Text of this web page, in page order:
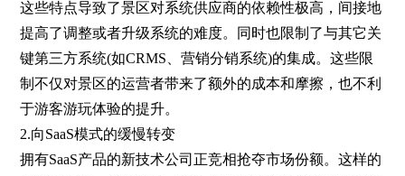
这些特点导致了景区对系统供应商的依赖性极高，间接地
提高了调整或者升级系统的难度。同时也限制了与其它关
键第三方系统(如CRMS、营销分销系统)的集成。这些限
制不仅对景区的运营者带来了额外的成本和摩擦，也不利
于游客游玩体验的提升。
2.向SaaS模式的缓慢转变
拥有SaaS产品的新技术公司正竞相抢夺市场份额。这样的